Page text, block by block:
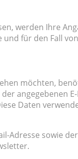
werden Ihre
für den Fall
möchten,
angegebenen
Daten
Adresse sowie